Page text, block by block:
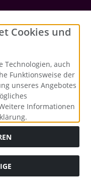
Versandkosten
dem bisherigen Preis
Cookies und
Technologien, auch
Funktionsweise der
unseres Angebotes
Informationen